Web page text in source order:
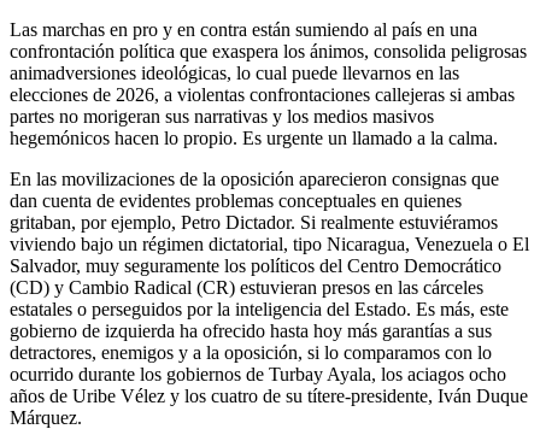
Las marchas en pro y en contra están sumiendo al país en una
confrontación política que exaspera los ánimos, consolida peligrosas
animadversiones ideológicas, lo cual puede llevarnos en las
elecciones de 2026, a violentas confrontaciones callejeras si ambas
partes no morigeran sus narrativas y los medios masivos
hegemónicos hacen lo propio. Es urgente un llamado a la calma.
En las movilizaciones de la oposición aparecieron consignas que
dan cuenta de evidentes problemas conceptuales en quienes
gritaban, por ejemplo, Petro Dictador. Si realmente estuviéramos
viviendo bajo un régimen dictatorial, tipo Nicaragua, Venezuela o El
Salvador, muy seguramente los políticos del Centro Democrático
(CD) y Cambio Radical (CR) estuvieran presos en las cárceles
estatales o perseguidos por la inteligencia del Estado. Es más, este
gobierno de izquierda ha ofrecido hasta hoy más garantías a sus
detractores, enemigos y a la oposición, si lo comparamos con lo
ocurrido durante los gobiernos de Turbay Ayala, los aciagos ocho
años de Uribe Vélez y los cuatro de su títere-presidente, Iván Duque
Márquez.